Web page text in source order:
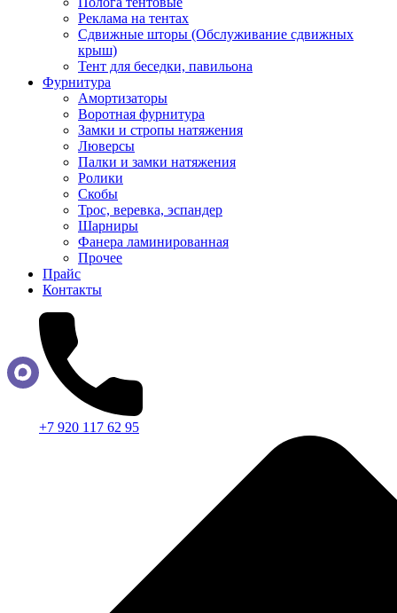
Реклама на тентах
Сдвижные шторы (Обслуживание сдвижных
крыш)
Тент для беседки, павильона
Фурнитура
Амортизаторы
Воротная фурнитура
Замки и стропы натяжения
Люверсы
Палки и замки натяжения
Ролики
Скобы
Трос, веревка, эспандер
Шарниры
Фанера ламинированная
Прочее
Прайс
Контакты
+7 920 117 62 95